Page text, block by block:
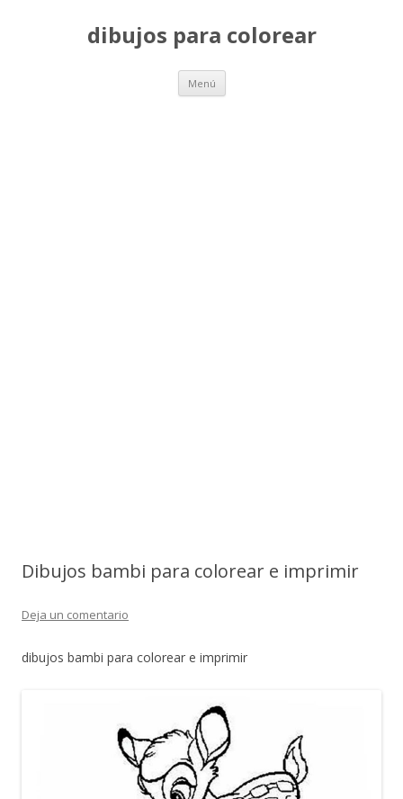
dibujos para colorear
Menú Saltar
contenido
Dibujos bambi para colorear e imprimir
Deja un comentario
dibujos bambi para colorear e imprimir